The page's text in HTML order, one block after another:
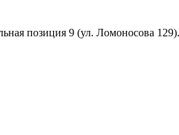
позиция 9 (ул. Ломоносова 129).